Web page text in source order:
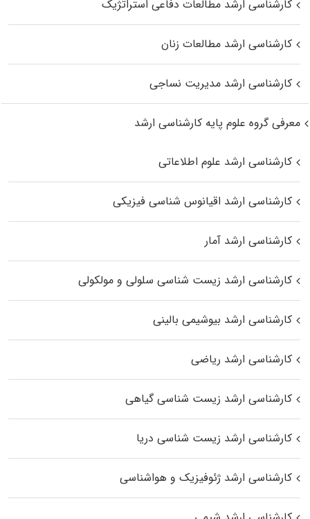
کارشناسی ارشد مطالعات دفاعی استراتژیک
کارشناسی ارشد مطالعات زنان
کارشناسی ارشد مدیریت نساجی
معرفی گروه علوم پایه کارشناسی ارشد
کارشناسی ارشد علوم اطلاعاتی
کارشناسی ارشد اقیانوس‌ شناسی فیزیکی
کارشناسی ارشد آمار
کارشناسی ارشد زیست شناسی سلولی و مولکولی
کارشناسی ارشد بیوشیمی بالینی
کارشناسی ارشد ریاضی
کارشناسی ارشد زیست‌ شناسی گیاهی
کارشناسی ارشد زیست‌ شناسی دریا
کارشناسی ارشد ژئوفیزیک و هواشناسی